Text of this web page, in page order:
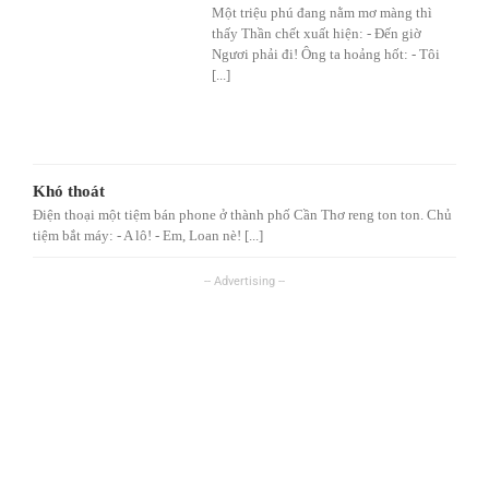
Một triệu phú đang nằm mơ màng thì
thấy Thần chết xuất hiện: - Đến giờ
Ngươi phải đi! Ông ta hoảng hốt: - Tôi
[...]
Khó thoát
Điện thoại một tiệm bán phone ở thành phố Cần Thơ reng ton ton. Chủ
tiệm bắt máy: - A lô! - Em, Loan nè! [...]